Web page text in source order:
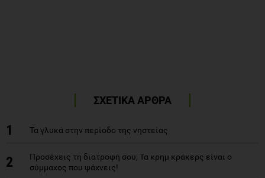
ΣΧΕΤΙΚΑ ΑΡΘΡΑ
1 Τα γλυκά στην περίοδο της νηστείας
2
Προσέχεις τη διατροφή σου; Τα κρημ κράκερς είναι ο
σύμμαχος που ψάχνεις!